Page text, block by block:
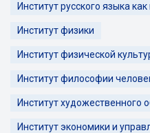
Институт русского языка
Институт физики
Институт физической
Институт философии
Институт художественного
Институт экономики и